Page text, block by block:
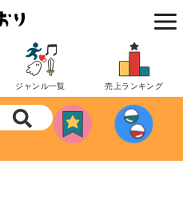
ジャンル一覧 売上ランキング